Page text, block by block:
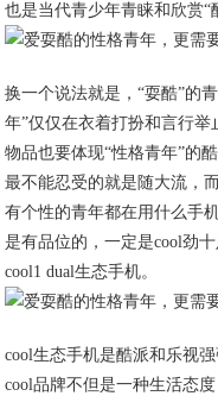
也是当代青少年青睐和欣赏“
换一个说法就是，“耍酷”的
年”仅仅在衣着打扮和言行
物品也要体现“性格青年”的
最不能忍受的就是随大流，
有个性的青年都在用什么手
是有品位的，一定是cool劲
cool1 dual生态手机。
cool生态手机是酷派和乐视
cool品牌不但是一种生活态